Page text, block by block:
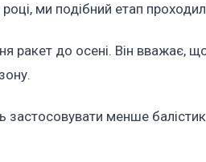
ми подібний етап
ракет до осені. Він вважає,
менше